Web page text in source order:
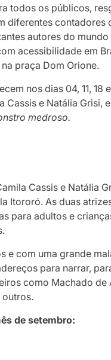
todos os públicos,
diferentes contadores
autores do
acessibilidade em
praça Dom Orione.
nos dias 04, 11,
Cassis e Natália Grisi,
medroso.
Cassis e Natália
Itororó. As duas
para adultos e
e com uma grande
para narrar,
como Machado
outros.
de setembro: